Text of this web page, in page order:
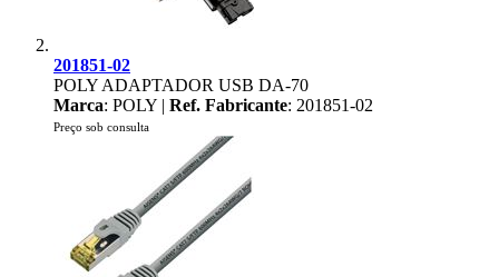
201851-02
POLY ADAPTADOR USB DA-70
Marca: POLY | Ref. Fabricante: 201851-02
Preço sob consulta